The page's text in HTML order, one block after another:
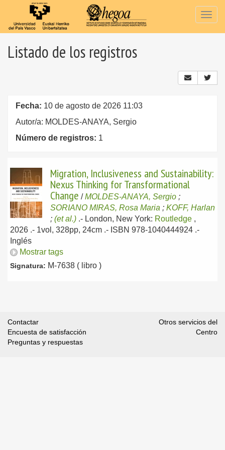
Listado de los registros
Fecha: 10 de agosto de 2026 11:03
Autor/a: MOLDES-ANAYA, Sergio
Número de registros: 1
Migration, Inclusiveness and Sustainability:
Nexus Thinking for Transformational
Change /MOLDES-ANAYA, Sergio ;
SORIANO MIRAS, Rosa Maria ; KOFF, Harlan
; (et al.) .- London, New York: Routledge ,
2026 .- 1vol, 328pp, 24cm .- ISBN 978-1040444924 .-
Inglés
Mostrar tags
Signatura: M-7638 ( libro )
Contactar
Encuesta de satisfacción
Preguntas y respuestas
Otros servicios del
Centro